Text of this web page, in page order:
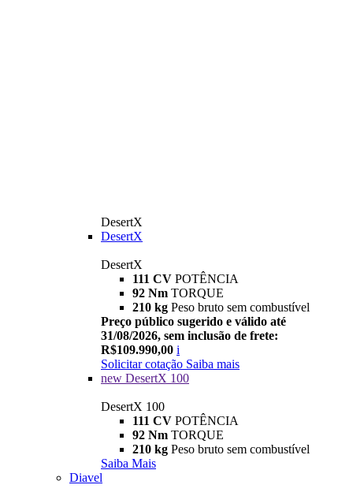
DesertX
DesertX
DesertX
111 CV POTÊNCIA
92 Nm TORQUE
210 kg Peso bruto sem combustível
Preço público sugerido e válido até
31/08/2026, sem inclusão de frete:
R$109.990,00 i
Solicitar cotação Saiba mais
new DesertX 100
DesertX 100
111 CV POTÊNCIA
92 Nm TORQUE
210 kg Peso bruto sem combustível
Saiba Mais
Diavel